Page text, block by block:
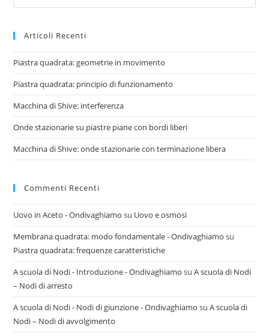
Articoli Recenti
Piastra quadrata: geometrie in movimento
Piastra quadrata: principio di funzionamento
Macchina di Shive: interferenza
Onde stazionarie su piastre piane con bordi liberi
Macchina di Shive: onde stazionarie con terminazione libera
Commenti Recenti
Uovo in Aceto - Ondivaghiamo su Uovo e osmosi
Membrana quadrata: modo fondamentale - Ondivaghiamo su
Piastra quadrata: frequenze caratteristiche
A scuola di Nodi - Introduzione - Ondivaghiamo suA scuola di Nodi
– Nodi di arresto
A scuola di Nodi - Nodi di giunzione - Ondivaghiamo suA scuola di
Nodi – Nodi di avvolgimento